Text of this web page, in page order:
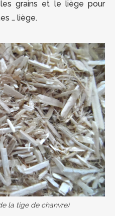
grains et le liège pour
… liège.
la tige de chanvre)